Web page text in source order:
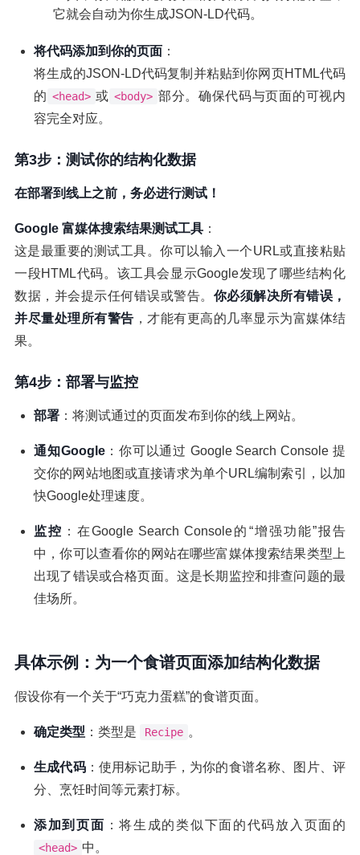
它就会自动为你生成JSON-LD代码。
将代码添加到你的页面 ：
将生成的JSON-LD代码复制并粘贴到你网页HTML代码
的 <head> 或 <body> 部分。确保代码与页面的可视内
容完全对应。
第3步：测试你的结构化数据
在部署到线上之前，务必进行测试！
Google 富媒体搜索结果测试工具 ：
这是最重要的测试工具。你可以输入一个URL或直接粘贴
一段HTML代码。该工具会显示Google发现了哪些结构化
数据，并会提示任何错误或警告。 你必须解决所有错误，
并尽量处理所有警告 ，才能有更高的几率显示为富媒体结
果。
第4步：部署与监控
部署 ：将测试通过的页面发布到你的线上网站。
通知Google：你可以通过 Google Search Console 提
交你的网站地图或直接请求为单个URL编制索引，以加
快Google处理速度。
监控 ：在Google Search Console的“增强功能”报告
中，你可以查看你的网站在哪些富媒体搜索结果类型上
出现了错误或合格页面。这是长期监控和排查问题的最
佳场所。
具体示例：为一个食谱页面添加结构化数据
假设你有一个关于“巧克力蛋糕”的食谱页面。
确定类型 ：类型是 Recipe 。
生成代码：使用标记助手，为你的食谱名称、图片、评
分、烹饪时间等元素打标。
添加到页面 ：将生成的类似下面的代码放入页面的
<head> 中。